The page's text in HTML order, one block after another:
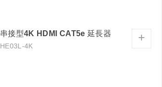
串接型4K HDMI CAT5e 延長器
HE03L-4K
+